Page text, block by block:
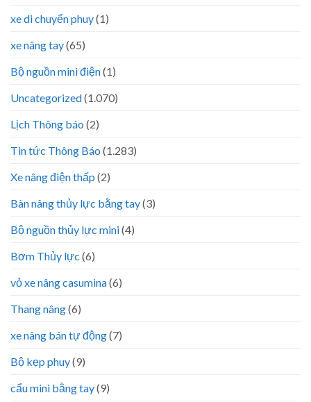
xe di chuyển phuy(1)
xe nâng tay(65)
Bộ nguồn mini điện(1)
Uncategorized(1.070)
Lịch Thông báo (2)
Tin tức Thông Báo (1.283)
Xe nâng điện thấp (2)
Bàn nâng thủy lực bằng tay(3)
Bộ nguồn thủy lực mini(4)
Bơm Thủy lực (6)
vỏ xe nâng casumina(6)
Thang nâng(6)
xe nâng bán tự động(7)
Bộ kẹp phuy(9)
cẩu mini bằng tay(9)